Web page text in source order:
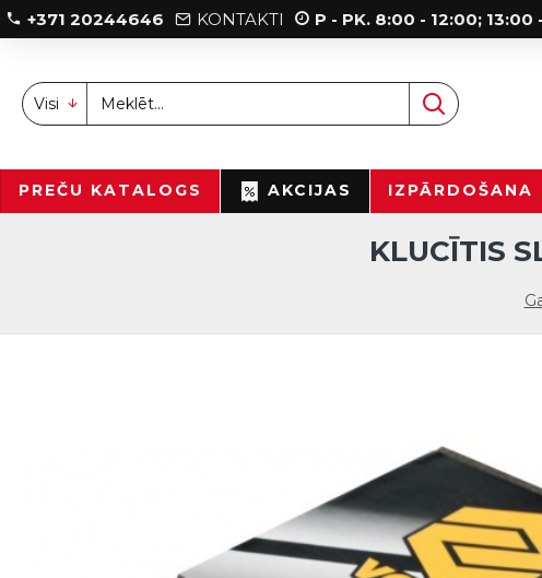
+371 20244646 KONTAKTI P - PK. 8:00 - 12:00; 13:00
Visi
PREČU KATALOGS AKCIJAS IZPĀRDOŠANA
KLUCĪTIS